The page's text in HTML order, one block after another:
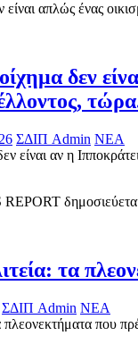
απλώς ένας
δεν
ΣΔΙΠ Admin ΝΕΑ
τα
ΣΔΙΠ Admin ΝΕΑ